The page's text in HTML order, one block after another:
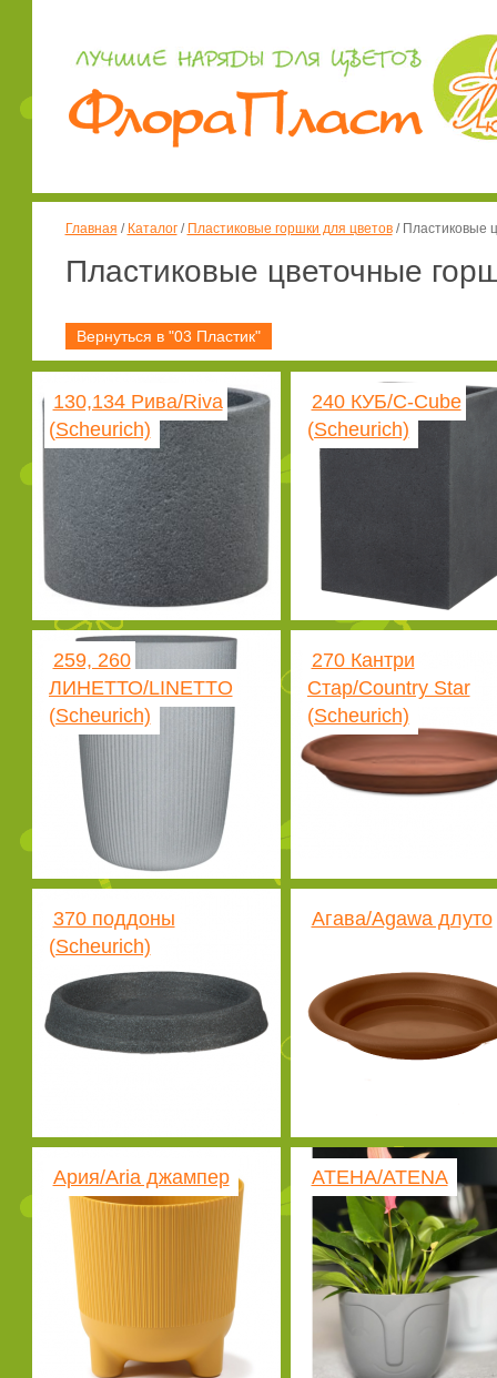
Главная / Каталог/ Пластиковые горшки для цветов/ Пластиковые
Пластиковые цветочные
Вернуться в "03 Пластик"
130,134 Рива/Riva
(Scheurich)
240 КУБ/C-Cube
(Scheurich)
259, 260
ЛИНЕТТО/LINETTO
(Scheurich)
270 Кантри
Стар/Country Star
(Scheurich)
370 поддоны
(Scheurich)
Агава/Agawa длуто
Ария/Aria джампер АТЕНА/ATENA